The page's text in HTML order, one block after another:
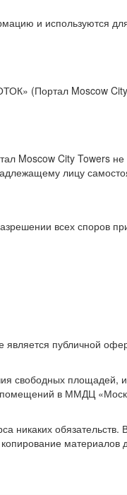
и используются
(Портал Moscow
Moscow City Towers не
лицу
всех споров
публичной
свободных площадей,
в ММДЦ
никаких
материалов